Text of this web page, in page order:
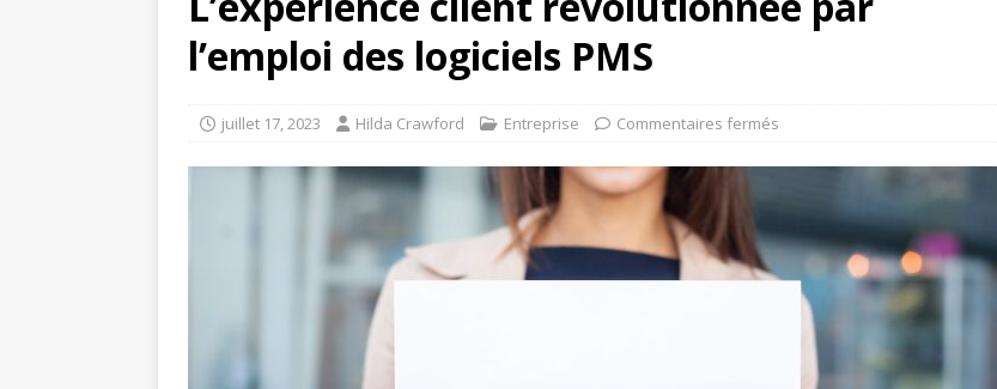
l’emploi des logiciels PMS
juillet 17, 2023 Hilda Crawford Entreprise Commentaires fermés